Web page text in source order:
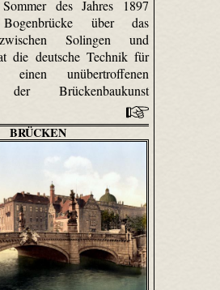
des Jahres 1897
Bogenbrücke über das
Solingen und
die deutsche Technik für
unübertroffenen
der Brückenbaukunst
BRÜCKEN